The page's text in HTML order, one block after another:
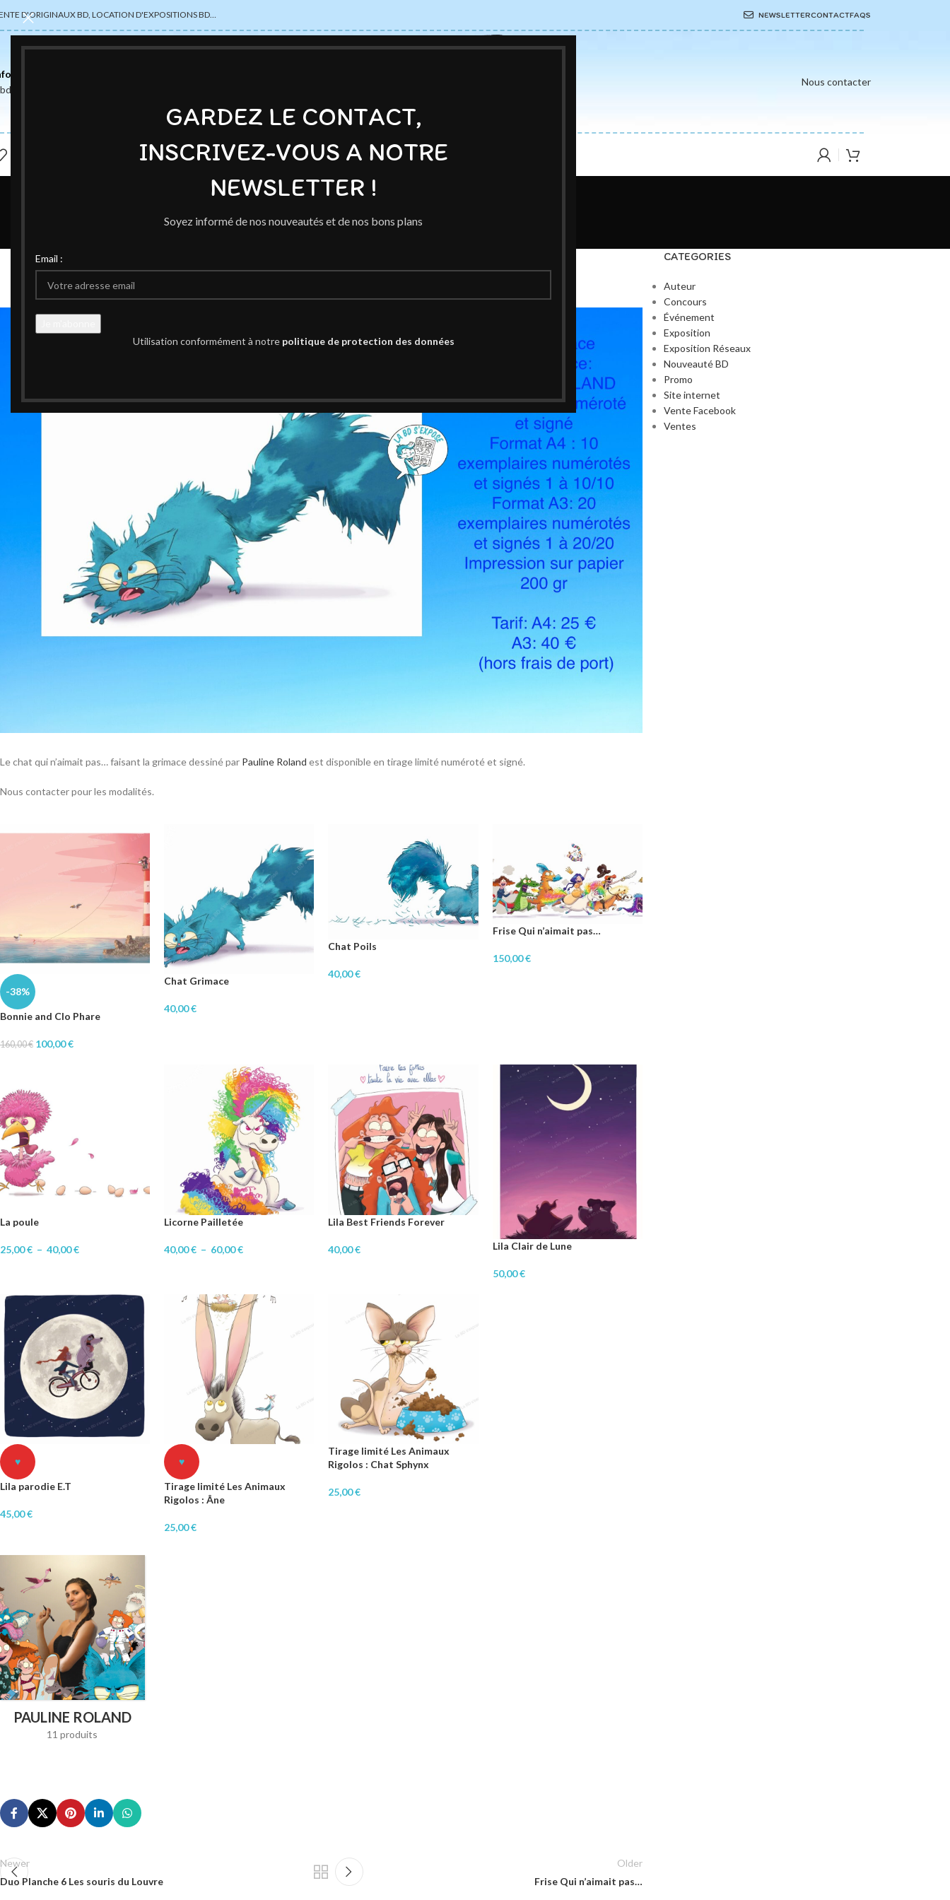
GARDEZ LE CONTACT,
INSCRIVEZ-VOUS A NOTRE
NEWSLETTER !
Soyez informé de nos nouveautés et de nos bons plans
Email :
Utilisation conformément à notre politique de protection des données
D'ORIGINAUX BD, LOCATION D'EXPOSITIONS BD… NEWSLETTERCONTACTFAQS
Nous contacter
ACCUEILBOUTIQUE AUTEURS
Blog
Le Chat Qui n’aimait pas…
Publié par CedOn 7 novembre 2021
Le chat qui n’aimait pas… faisant la grimace dessiné par Pauline Roland est disponible en tirage limité numéroté et signé.
Nous contacter pour les modalités.
-38%
Bonnie and Clo Phare
160,00€ 100,00€
Chat Grimace
40,00€
Chat Poils
40,00€
Frise Qui n’aimait pas…
150,00€
La poule
25,00€ – 40,00€
Licorne Pailletée
40,00€ – 60,00€
Lila Best Friends Forever
40,00€ Lila Clair de Lune
50,00€
♥
Lila parodie E.T
45,00€
♥
Tirage limité Les Animaux
Rigolos : Âne
25,00€
Tirage limité Les Animaux
Rigolos : Chat Sphynx
25,00€
PAULINE ROLAND
11 produits
Newer
Duo Planche 6 Les souris du Louvre
Older
Frise Qui n’aimait pas…
CATEGORIES
Auteur
Concours
Événement
Exposition
Exposition Réseaux
Nouveauté BD
Promo
Site internet
Vente Facebook
Ventes